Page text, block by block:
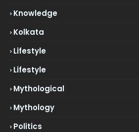
Knowledge
Kolkata
Lifestyle
Lifestyle
Mythological
Mythology
Politics